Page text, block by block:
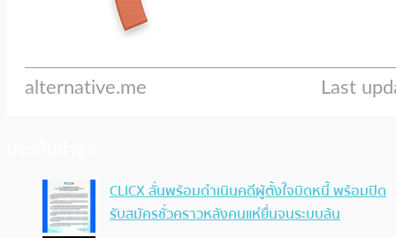
CLICX ลั่นพร้อมดำเนินคดีผู้ตั้งใจบิดหนี้ พร้อมปิด
รับสมัครชั่วคราวหลังคนแห่ยื่นจนระบบล้น